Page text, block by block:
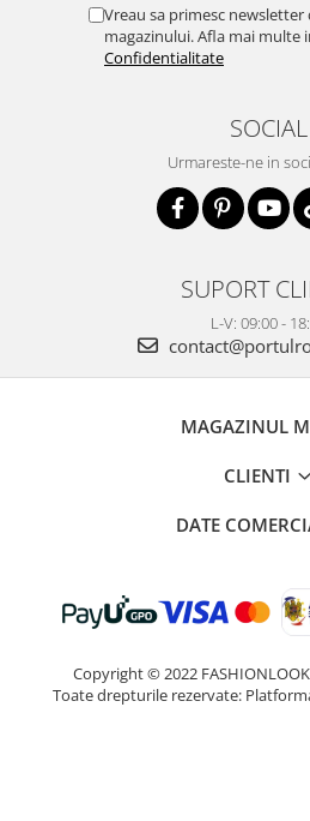
Vreau sa primesc
magazinului. Afla mai multe
Confidentialitate
SOCIAL
Urmareste-ne in
SUPORT
L-V: 09:00 -
MAGAZINUL
CLIENTI
DATE
Copyright © 2022 FASHIONLOOK
Toate drepturile rezervate: